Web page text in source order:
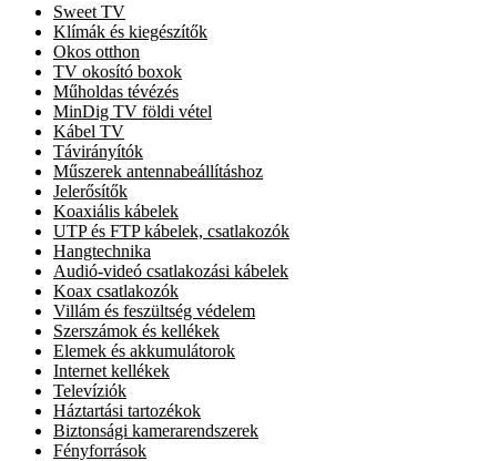
Sweet TV
Klímák és kiegészítők
Okos otthon
TV okosító boxok
Műholdas tévézés
MinDig TV földi vétel
Kábel TV
Távirányítók
Műszerek antennabeállításhoz
Jelerősítők
Koaxiális kábelek
UTP és FTP kábelek, csatlakozók
Hangtechnika
Audió-videó csatlakozási kábelek
Koax csatlakozók
Villám és feszültség védelem
Szerszámok és kellékek
Elemek és akkumulátorok
Internet kellékek
Televíziók
Háztartási tartozékok
Biztonsági kamerarendszerek
Fényforrások